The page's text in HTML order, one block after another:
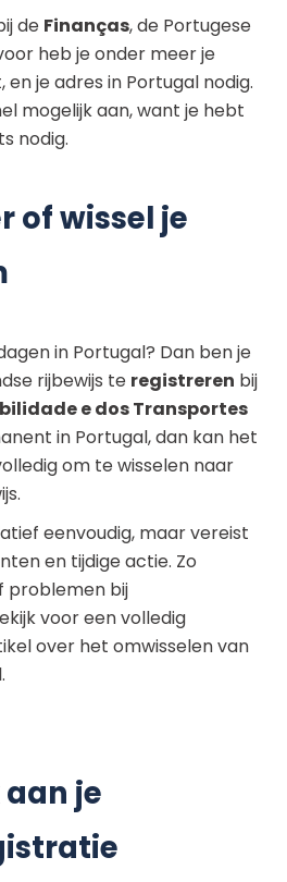
de Finanças, de Portugese
heb je onder meer je
je adres in Portugal nodig.
mogelijk aan, want je hebt
nodig.
of wissel je
in Portugal? Dan ben je
rijbewijs te registreren bij
e dos Transportes
in Portugal, dan kan het
om te wisselen naar
eenvoudig, maar vereist
en tijdige actie. Zo
problemen bij
voor een volledig
over het omwisselen van
aan je